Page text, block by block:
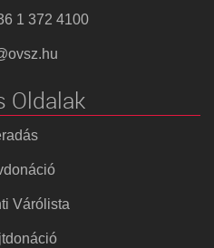
1 372 4100
Oldalak
Várólista